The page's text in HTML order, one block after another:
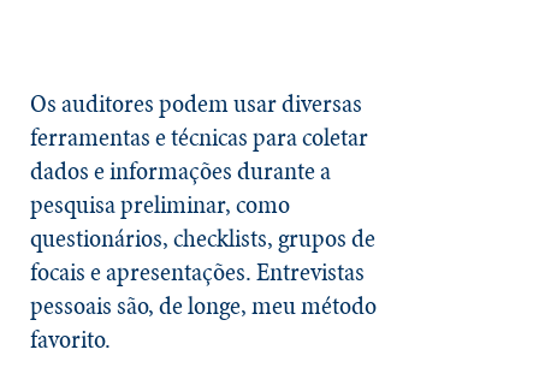
Os auditores podem usar diversas
ferramentas e técnicas para coletar
dados e informações durante a
pesquisa preliminar, como
questionários, checklists, grupos de
focais e apresentações. Entrevistas
pessoais são, de longe, meu método
favorito.